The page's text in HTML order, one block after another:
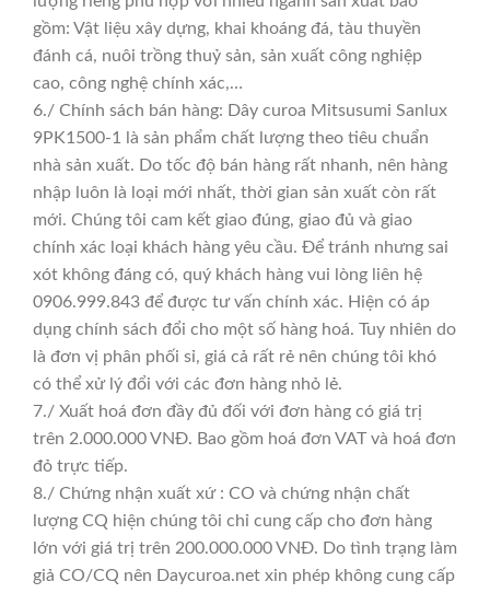
gồm: Vật liệu xây dựng, khai khoáng đá, tàu thuyền
đánh cá, nuôi trồng thuỷ sản, sản xuất công nghiệp
cao, công nghệ chính xác,…
6./ Chính sách bán hàng: Dây curoa Mitsusumi Sanlux
9PK1500-1 là sản phẩm chất lượng theo tiêu chuẩn
nhà sản xuất. Do tốc độ bán hàng rất nhanh, nên hàng
nhập luôn là loại mới nhất, thời gian sản xuất còn rất
mới. Chúng tôi cam kết giao đúng, giao đủ và giao
chính xác loại khách hàng yêu cầu. Để tránh nhưng sai
xót không đáng có, quý khách hàng vui lòng liên hệ
0906.999.843 để được tư vấn chính xác. Hiện có áp
dụng chính sách đổi cho một số hàng hoá. Tuy nhiên do
là đơn vị phân phối sỉ, giá cả rất rẻ nên chúng tôi khó
có thể xử lý đổi với các đơn hàng nhỏ lẻ.
7./ Xuất hoá đơn đầy đủ đối với đơn hàng có giá trị
trên 2.000.000 VNĐ. Bao gồm hoá đơn VAT và hoá đơn
đỏ trực tiếp.
8./ Chứng nhận xuất xứ : CO và chứng nhận chất
lượng CQ hiện chúng tôi chỉ cung cấp cho đơn hàng
lớn với giá trị trên 200.000.000 VNĐ. Do tình trạng làm
giả CO/CQ nên Daycuroa.net xin phép không cung cấp